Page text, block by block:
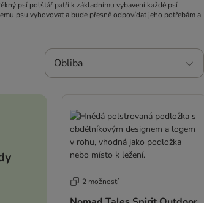
psí polštář patří k základnímu vybavení každé psí
psu vyhovovat a bude přesně odpovídat jeho potřebám a
Obliba
2 možností